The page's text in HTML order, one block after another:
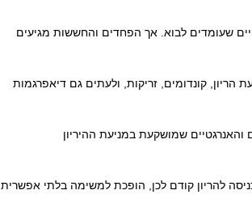
שעומדים לבוא. אך הפחדים והחששות מגיעים
הריון, קונדומים, זריקות, ולעתים גם דיאפרגמות
שמושקעת במניעת ההיריון
להריון קודם לכן, הופכת למשימה בלתי אפשרית